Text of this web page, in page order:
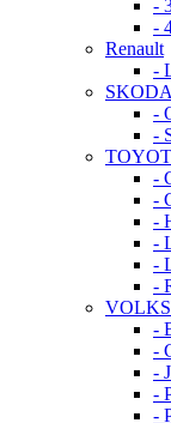
-
-
Renault
-
SKODA
-
-
-
-
-
-
-
-
-
-
-
-
-